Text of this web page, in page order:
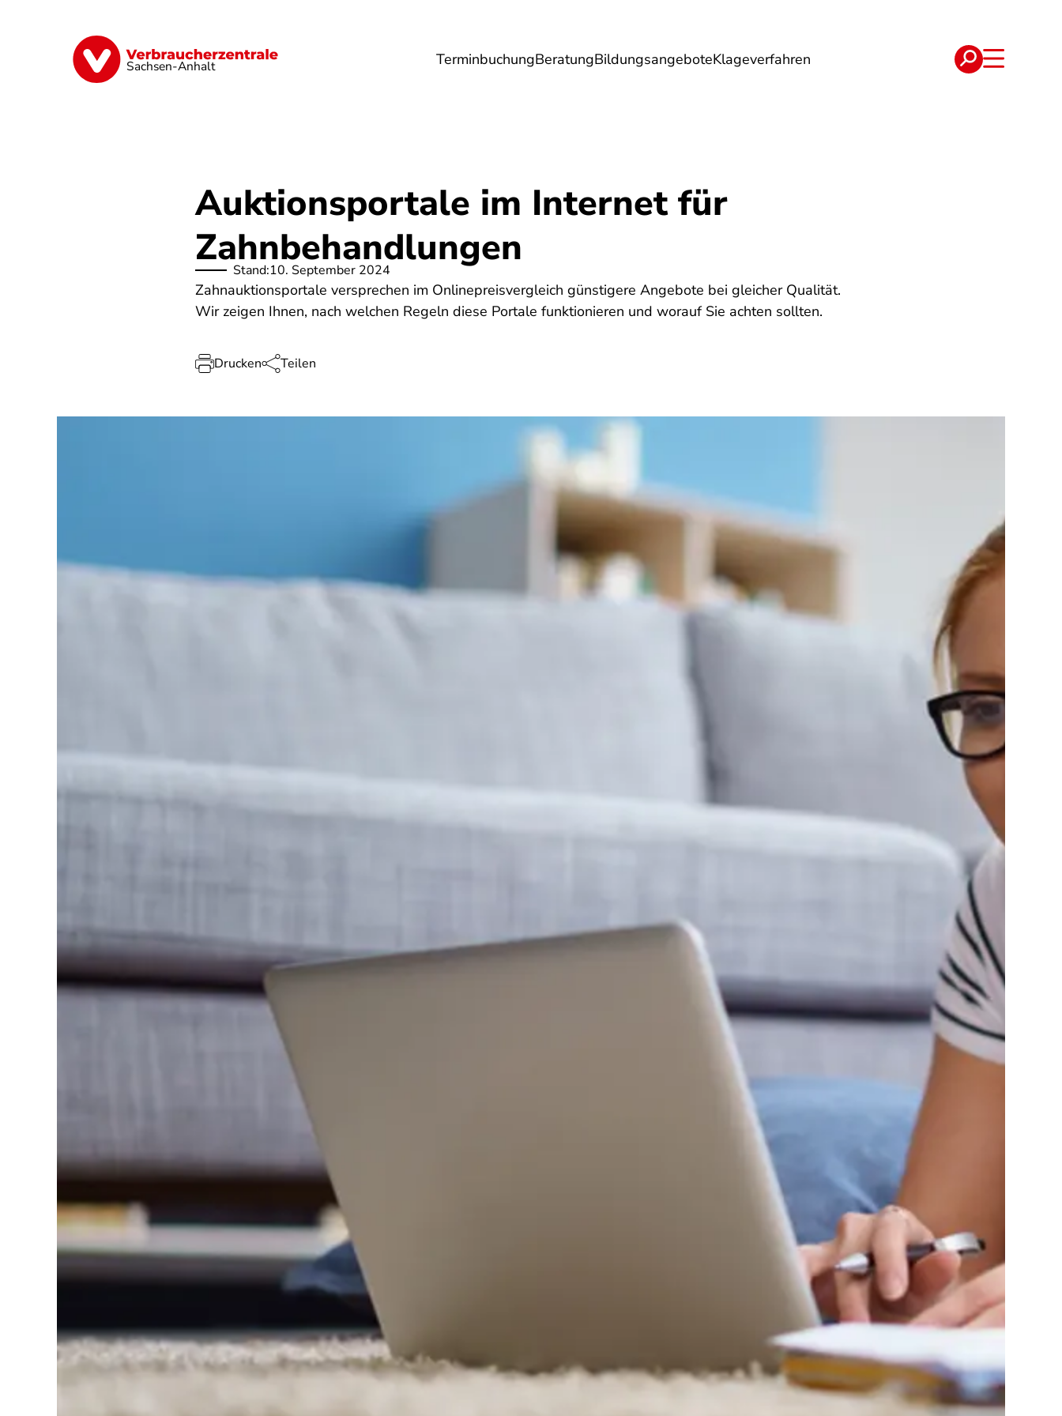
Sachsen-Anhalt TerminbuchungBeratungBildungsangeboteKlageverfahren
Finanzen Digitales Lebensmittel Gesundheit Energie Reise Verträge
Auktionsportale im Internet für
Zahnbehandlungen
Stand:10. September 2024
Zahnauktionsportale versprechen im Onlinepreisvergleich günstigere Angebote bei gleicher Qualität.
Wir zeigen Ihnen, nach welchen Regeln diese Portale funktionieren und worauf Sie achten sollten.
Drucken Teilen